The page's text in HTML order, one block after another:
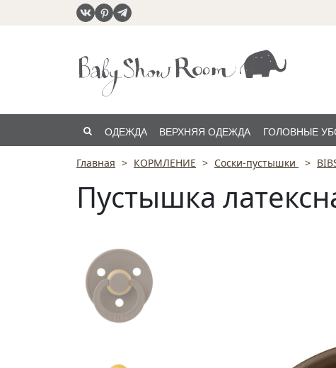
ОДЕЖДА ВЕРХНЯЯ ОДЕЖДА ГОЛОВНЫЕ
РАСПРОДАЖА
Главная КОРМЛЕНИЕ Соски-пустышки
Пустышка